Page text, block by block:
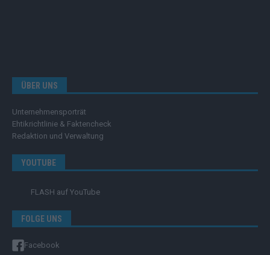
ÜBER UNS
Unternehmensporträt
Ehtikrichtlinie & Faktencheck
Redaktion und Verwaltung
YOUTUBE
FLASH auf YouTube
FOLGE UNS
Facebook